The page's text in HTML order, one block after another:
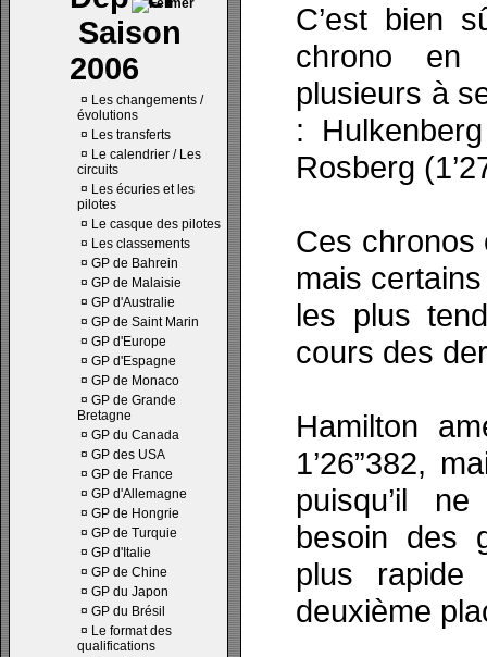
Saison
2006
¤ Les changements /
évolutions
¤ Les transferts
¤ Le calendrier / Les
circuits
¤ Les écuries et les
pilotes
¤ Le casque des pilotes
¤ Les classements
¤ GP de Bahrein
¤ GP de Malaisie
¤ GP d'Australie
¤ GP de Saint Marin
¤ GP d'Europe
¤ GP d'Espagne
¤ GP de Monaco
¤ GP de Grande
Bretagne
¤ GP du Canada
¤ GP des USA
¤ GP de France
¤ GP d'Allemagne
¤ GP de Hongrie
¤ GP de Turquie
¤ GP d'Italie
¤ GP de Chine
¤ GP du Japon
¤ GP du Brésil
¤ Le format des
qualifications
C’est bien
chrono en
plusieurs à
: Hulkenberg
Rosberg
Ces chronos
mais
les plus
cours des
Hamilton
1’26”382,
puisqu’il
besoin des
plus
deuxième